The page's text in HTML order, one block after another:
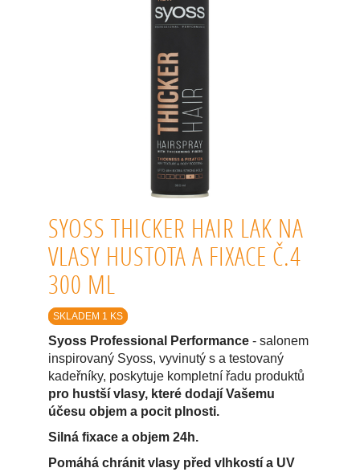
SYOSS THICKER HAIR LAK NA
VLASY HUSTOTA A FIXACE Č.4
300 ML
SKLADEM 1 KS
Syoss Professional Performance - salonem
inspirovaný Syoss, vyvinutý s a testovaný
kadeřníky, poskytuje kompletní řadu produktů
pro hustší vlasy, které dodají Vašemu
účesu objem a pocit plnosti.
Silná fixace a objem 24h.
Pomáhá chránit vlasy před vlhkostí a UV